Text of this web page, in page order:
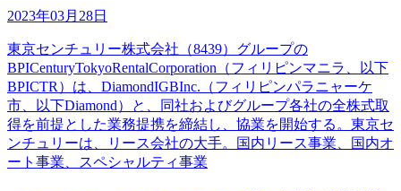
2023年03月28日
東京センチュリー株式会社（8439）グループの
BPICenturyTokyoRentalCorporation（フィリピンマニラ、以下
BPICTR）は、DiamondIGBInc.（フィリピンパラニャーケ
市、以下Diamond）と、同社およびグループ各社の全株式取
得を前提とした業務提携を締結し、協業を開始する。東京セ
ンチュリーは、リース会社の大手。国内リース事業、国内オ
ート事業、スペシャルティ事業